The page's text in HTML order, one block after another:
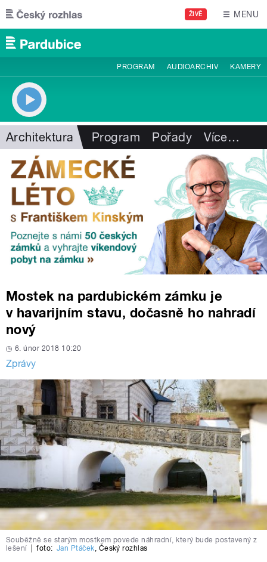
Přejít k hlavnímu obsahu
ŽIVĚ MENU
PROGRAM AUDIOARCHIV KAMERY
Architektura Program Pořady Více…
Mostek na pardubickém zámku je
v havarijním stavu, dočasně ho nahradí
nový
6. únor 2018 10:20
Zprávy
Souběžně se starým mostkem povede náhradní, který bude postavený z
lešení
foto: Jan Ptáček, Český rozhlas